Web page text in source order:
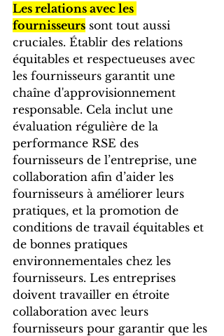
Les relations avec les
fournisseurs sont tout aussi
cruciales. Établir des relations
équitables et respectueuses avec
les fournisseurs garantit une
chaîne d'approvisionnement
responsable. Cela inclut une
évaluation régulière de la
performance RSE des
fournisseurs de l’entreprise, une
collaboration afin d’aider les
fournisseurs à améliorer leurs
pratiques, et la promotion de
conditions de travail équitables et
de bonnes pratiques
environnementales chez les
fournisseurs. Les entreprises
doivent travailler en étroite
collaboration avec leurs
fournisseurs pour garantir que les